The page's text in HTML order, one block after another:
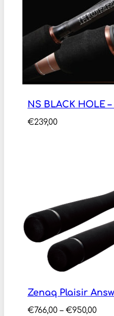
NS BLACK HOLE –
€239,00
Zenaq Plaisir
€766,00 – €950,00Price